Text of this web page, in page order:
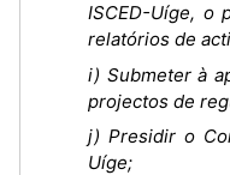
ISCED-Uíge, o
relatórios de
i) Submeter à
projectos de
j) Presidir o
Uíge;